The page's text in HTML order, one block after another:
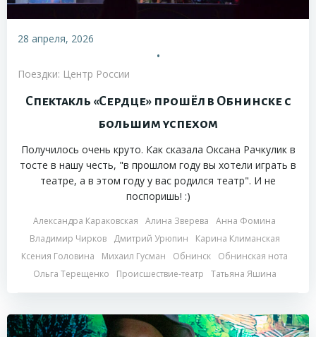
28 апреля, 2026
•
Поездки: Центр России
Спектакль «Сердце» прошёл в Обнинске с
большим успехом
Получилось очень круто. Как сказала Оксана Рачкулик в
тосте в нашу честь, "в прошлом году вы хотели играть в
театре, а в этом году у вас родился театр". И не
поспоришь! :)
Александра Караковская Алина Зверева
Анна Фомина
Владимир Чирков
Дмитрий Урюпин
Карина Климанская
Ксения Головина
Михаил Гусман Обнинск
Обнинская нота
Ольга Терещенко
Происшествие-театр Татьяна Яшина